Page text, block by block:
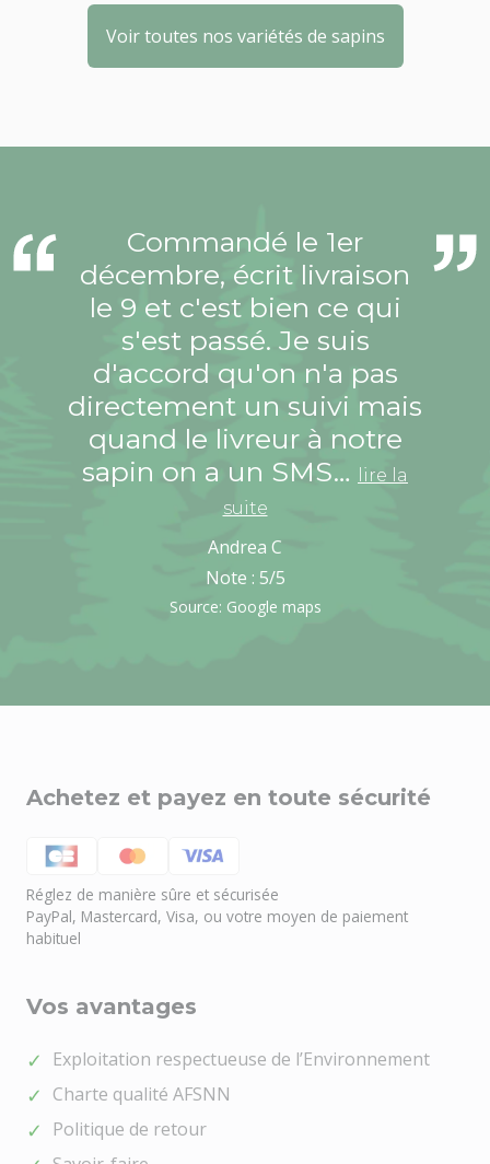
Voir toutes nos variétés de sapins
Commandé le 1er
décembre, écrit livraison
le 9 et c'est bien ce qui
s'est passé. Je suis
d'accord qu'on n'a pas
directement un suivi mais
quand le livreur à notre
sapin on a un SMS…
lire la
suite
Andrea C
Note : 5/5
Source: Google maps
Achetez et payez en toute sécurité
Réglez de manière sûre et sécurisée
PayPal, Mastercard, Visa, ou votre moyen de paiement
habituel
Vos avantages
Exploitation respectueuse de l’Environnement
Charte qualité AFSNN
Politique de retour
Besoin d'aide ?